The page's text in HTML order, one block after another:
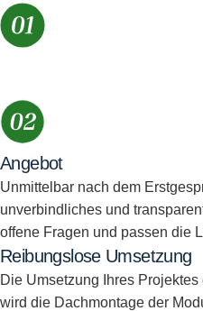
Angebot
Unmittelbar nach dem
unverbindliches und
offene Fragen und passen die
Reibungslose Umsetzung
Die Umsetzung Ihres
wird die Dachmontage der